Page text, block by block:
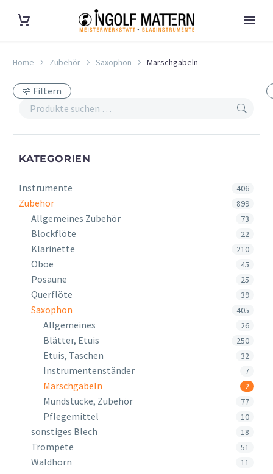
Home Zubehör Saxophon Marschgabeln
Filtern
KATEGORIEN
Instrumente 406
Zubehör 899
Allgemeines Zubehör 73
Blockflöte 22
Klarinette 210
Oboe 45
Posaune 25
Querflöte 39
Saxophon 405
Allgemeines 26
Blätter, Etuis 250
Etuis, Taschen 32
Instrumentenständer 7
Marschgabeln 2
Mundstücke, Zubehör 77
Pflegemittel 10
sonstiges Blech 18
Trompete 51
Waldhorn 11